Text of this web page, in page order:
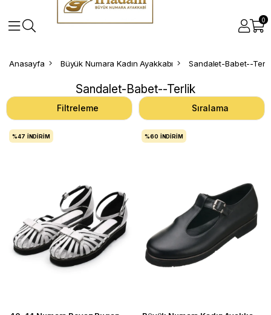
0
Anasayfa Büyük Numara Kadın Ayakkabı Sandalet-Babet--
Sandalet-Babet--Terlik
Filtreleme Sıralama
%47 İNDIRIM %60 İNDIRIM